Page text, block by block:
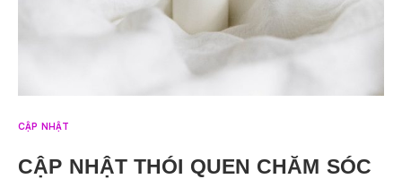
CẬP NHẬT
CẬP NHẬT THÓI QUEN CHĂM SÓC